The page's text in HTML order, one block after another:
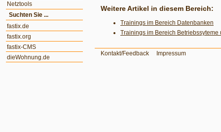
Weitere Artikel in diesem Bereich:
Trainings im Bereich Datenbanken
Trainings im Bereich Betriebssyteme
Kontakt/Feedback Impressum
Netztools
Suchten Sie ...
fastix.de
fastix.org
fastix-CMS
dieWohnung.de